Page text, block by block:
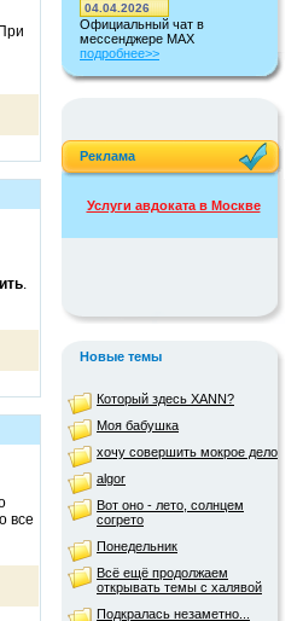
.
все
04.04.2026
Официальный чат в
мессенджере MAX
подробнее>>
Реклама
Услуги авдоката в Москве
Новые темы
Который здесь XANN?
Моя бабушка
хочу совершить мокрое дело
algor
Вот оно - лето, солнцем
согрето
Понедельник
Всё ещё продолжаем
открывать темы с халявой
Подкралась незаметно...